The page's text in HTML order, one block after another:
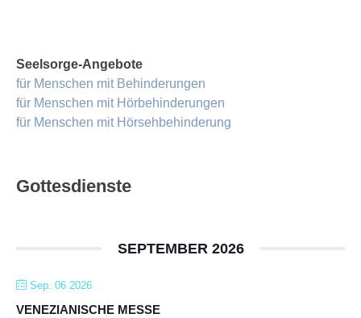
Seelsorge-Angebote
für Menschen mit Behinderungen
für Menschen mit Hörbehinderungen
für Menschen mit Hörsehbehinderung
Gottesdienste
SEPTEMBER 2026
Sep. 06 2026
VENEZIANISCHE MESSE